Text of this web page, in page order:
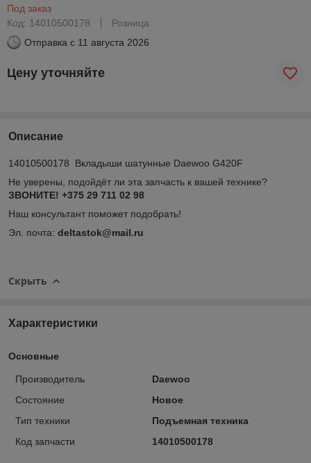
Под заказ
Код: 14010500178
Розница
Отправка с 11 августа 2026
Цену уточняйте
Описание
14010500178 Вкладыши шатунные Daewoo G420F
Не уверены, подойдёт ли эта запчасть к вашей технике?
ЗВОНИТЕ! +375 29 711 02 98
Наш консультант поможет подобрать!
Эл. почта: deltastok@mail.ru
Скрыть
Характеристики
Основные
Производитель
Daewoo
Состояние
Новое
Тип техники
Подъемная техника
Код запчасти
14010500178